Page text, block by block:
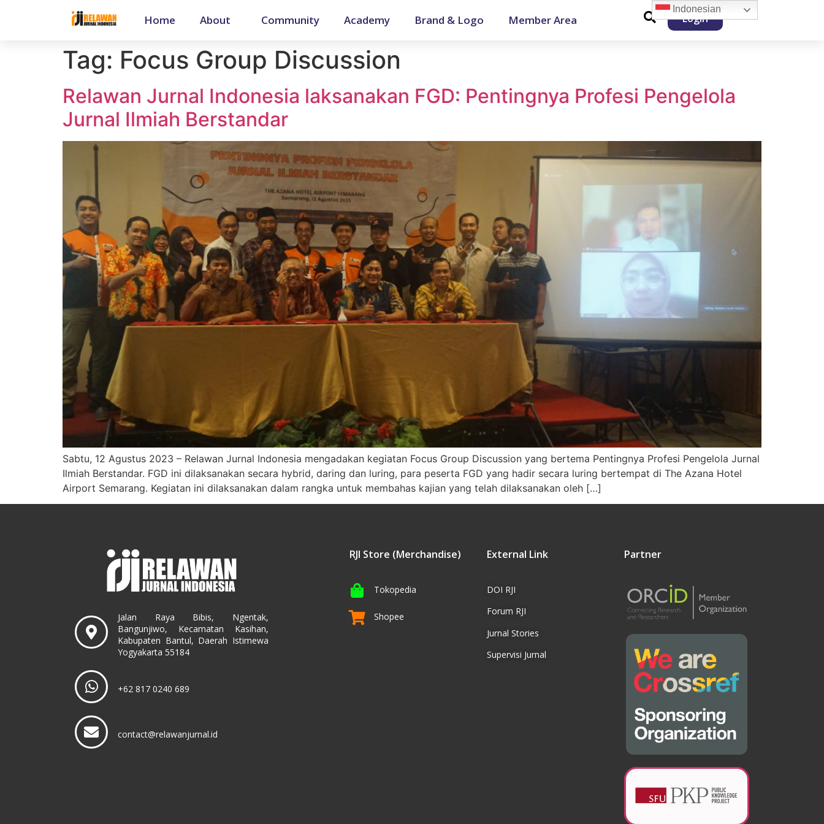
Home About Community Academy Brand & Logo Member Area Login
Tag: Focus Group Discussion
Relawan Jurnal Indonesia laksanakan FGD: Pentingnya Profesi Pengelola
Jurnal Ilmiah Berstandar
Sabtu, 12 Agustus 2023 – Relawan Jurnal Indonesia mengadakan kegiatan Focus Group Discussion yang bertema Pentingnya Profesi Pengelola Jurnal
Ilmiah Berstandar. FGD ini dilaksanakan secara hybrid, daring dan luring, para peserta FGD yang hadir secara luring bertempat di The Azana Hotel
Airport Semarang. Kegiatan ini dilaksanakan dalam rangka untuk membahas kajian yang telah dilaksanakan oleh […]
Jalan Raya Bibis, Ngentak,
Bangunjiwo, Kecamatan Kasihan,
Kabupaten Bantul, Daerah Istimewa
Yogyakarta 55184
+62 817 0240 689
contact@relawanjurnal.id
RJI Store (Merchandise)
Tokopedia
Shopee
External Link
DOI RJI
Forum RJI
Jurnal Stories
Supervisi Jurnal
Partner
Indonesian